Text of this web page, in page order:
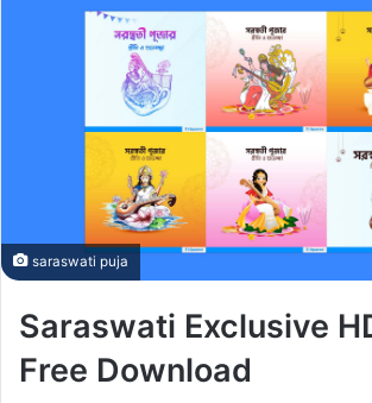
saraswati puja
Saraswati Exclusive
Free Download